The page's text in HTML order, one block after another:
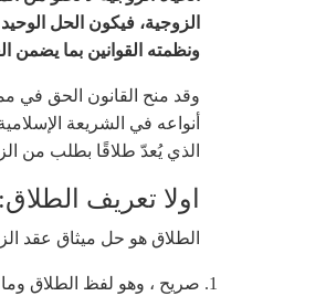
الزوجية، فيكون الحل
ونظمته القوانين بما يضمن
وقد منح القانون الحق في
أنواعه في الشريعة
الذي يُعدّ طلاقًا بطلب من
اولا تعريف الطلاق:
الطلاق هو حل ميثاق عقد
صريح ، وهو لفظ الطلاق